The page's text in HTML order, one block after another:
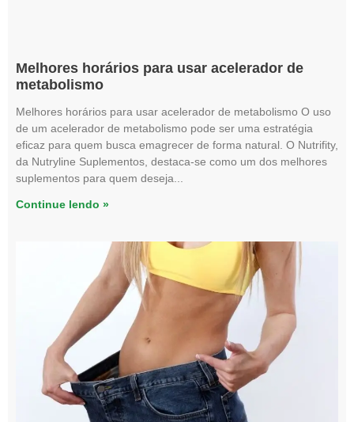
Melhores horários para usar acelerador de
metabolismo
Melhores horários para usar acelerador de metabolismo O uso
de um acelerador de metabolismo pode ser uma estratégia
eficaz para quem busca emagrecer de forma natural. O Nutrifity,
da Nutryline Suplementos, destaca-se como um dos melhores
suplementos para quem deseja
Continue lendo »